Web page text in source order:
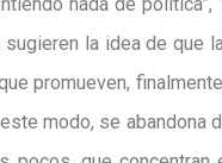
la idea de que
promueven,
modo, se abandona